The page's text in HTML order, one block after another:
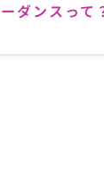
ダンスって